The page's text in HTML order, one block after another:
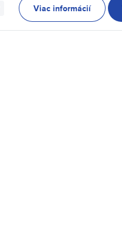
Viac informácií